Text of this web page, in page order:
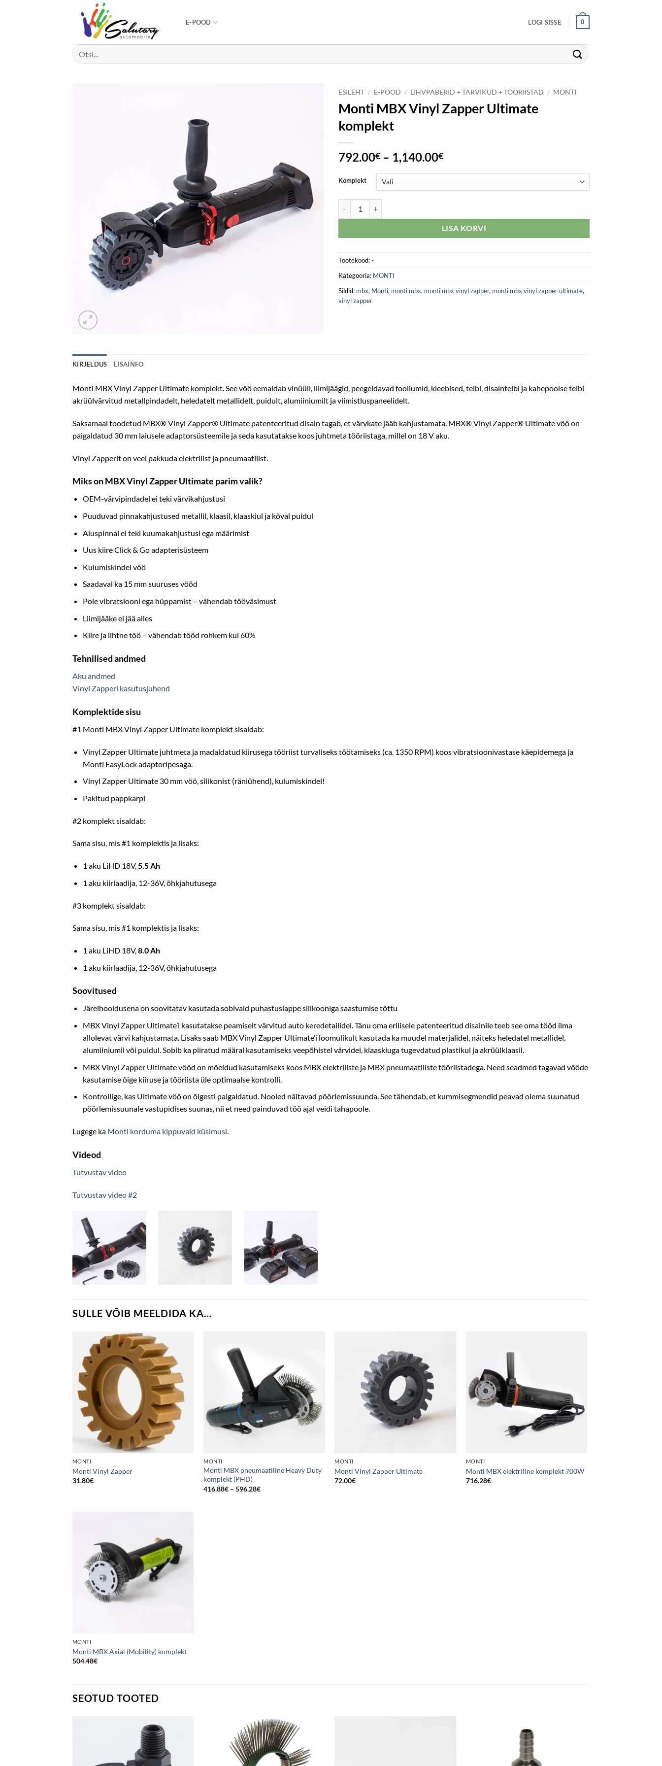
E-POOD LOGI SISSE 0
Otsi:
ESILEHT / E-POOD / LIHVPABERID + TARVIKUD + TÖÖRIISTAD / MONTI
Monti MBX Vinyl Zapper Ultimate
komplekt
792.00€ – 1,140.00€Price
through
Komplekt
LISA KORVI
Tootekood:-
Kategooria: MONTI
Sildid: mbx, Monti, monti mbx, monti mbx vinyl zapper, monti mbx vinyl zapper ultimate,
vinyl zapper
KIRJELDUS LISAINFO
Monti MBX Vinyl Zapper Ultimate komplekt. See vöö eemaldab vinüüli, liimijäägid, peegeldavad fooliumid, kleebised, teibi, disainteibi ja kahepoolse teibi
akrüülvärvitud metallpindadelt, heledatelt metallidelt, puidult, alumiiniumilt ja viimistluspaneelidelt.
Saksamaal toodetud MBX® Vinyl Zapper® Ultimate patenteeritud disain tagab, et värvkate jääb kahjustamata. MBX® Vinyl Zapper® Ultimate vöö on
paigaldatud 30 mm laiusele adaptorsüsteemile ja seda kasutatakse koos juhtmeta tööriistaga, millel on 18 V aku.
Vinyl Zapperit on veel pakkuda elektrilist ja pneumaatilist.
Miks on MBX Vinyl Zapper Ultimate parim valik?
OEM-värvipindadel ei teki värvikahjustusi
Puuduvad pinnakahjustused metallil, klaasil, klaaskiul ja kõval puidul
Aluspinnal ei teki kuumakahjustusi ega määrimist
Uus kiire Click & Go adapterisüsteem
Kulumiskindel vöö
Saadaval ka 15 mm suuruses vööd
Pole vibratsiooni ega hüppamist – vähendab tööväsimust
Liimijääke ei jää alles
Kiire ja lihtne töö – vähendab tööd rohkem kui 60%
Tehnilised andmed
Aku andmed
Vinyl Zapperi kasutusjuhend
Komplektide sisu
#1 Monti MBX Vinyl Zapper Ultimate komplekt sisaldab:
Vinyl Zapper Ultimate juhtmeta ja madaldatud kiirusega tööriist turvaliseks töötamiseks (ca. 1350 RPM) koos vibratsioonivastase käepidemega ja
Monti EasyLock adaptoripesaga.
Vinyl Zapper Ultimate 30 mm vöö, silikonist (räniühend), kulumiskindel!
Pakitud pappkarpi
#2 komplekt sisaldab:
Sama sisu, mis #1 komplektis ja lisaks:
1 aku LiHD 18V,5.5 Ah
1 aku kiirlaadija, 12-36V, õhkjahutusega
#3 komplekt sisaldab:
Sama sisu, mis #1 komplektis ja lisaks:
1 aku LiHD 18V,8.0 Ah
1 aku kiirlaadija, 12-36V, õhkjahutusega
Soovitused
Järelhooldusena on soovitatav kasutada sobivaid puhastuslappe silikooniga saastumise tõttu
MBX Vinyl Zapper Ultimate’i kasutatakse peamiselt värvitud auto keredetailidel. Tänu oma erilisele patenteeritud disainile teeb see oma tööd ilma
allolevat värvi kahjustamata. Lisaks saab MBX Vinyl Zapper Ultimate’i loomulikult kasutada ka muudel materjalidel, näiteks heledatel metallidel,
alumiiniumil või puidul. Sobib ka piiratud määral kasutamiseks veepõhistel värvidel, klaaskiuga tugevdatud plastikul ja akrüülklaasil.
MBX Vinyl Zapper Ultimate vööd on mõeldud kasutamiseks koos MBX elektriliste ja MBX pneumaatiliste tööriistadega. Need seadmed tagavad vööde
kasutamise õige kiiruse ja tööriista üle optimaalse kontrolli.
Kontrollige, kas Ultimate vöö on õigesti paigaldatud. Nooled näitavad pöörlemissuunda. See tähendab, et kummisegmendid peavad olema suunatud
pöörlemissuunale vastupidises suunas, nii et need painduvad töö ajal veidi tahapoole.
Lugege ka Monti korduma kippuvaid küsimusi.
Videod
Tutvustav video
Tutvustav video #2
SULLE VÕIB MEELDIDA KA…
MONTI
Monti Vinyl Zapper
31.80€
MONTI
Monti MBX pneumaatiline Heavy Duty
komplekt (PHD)
416.88€ – 596.28€Price
MONTI
Monti Vinyl Zapper Ultimate
72.00€
MONTI
Monti MBX elektriline komplekt 700W
716.28€
MONTI
Monti MBX Axial (Mobility) komplekt
504.48€
SEOTUD TOOTED